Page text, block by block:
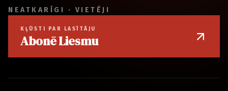
NEATKARĪGI · VIETĒJI
KĻŪSTI PAR LASĪTĀJU
Abonē Liesmu